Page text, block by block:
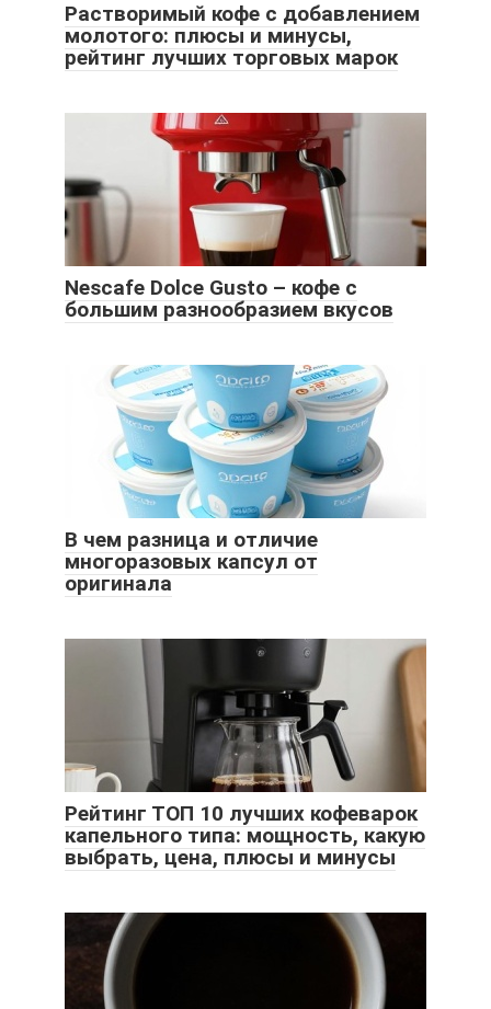
Растворимый кофе с добавлением
молотого: плюсы и минусы,
рейтинг лучших торговых марок
Nescafe Dolce Gusto – кофе с
большим разнообразием вкусов
В чем разница и отличие
многоразовых капсул от
оригинала
Рейтинг ТОП 10 лучших кофеварок
капельного типа: мощность, какую
выбрать, цена, плюсы и минусы